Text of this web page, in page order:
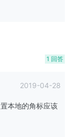
1 回答
2019-04-28
本地的角标应该